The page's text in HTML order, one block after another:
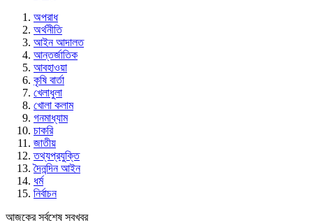
অপরাধ
অর্থনীতি
আইন আদালত
আন্তর্জাতিক
আবহাওয়া
কৃষি বার্তা
খেলাধুলা
খোলা কলাম
গনমাধ্যাম
চাকরি
জাতীয়
তথ্যপ্রযুক্তি
দৈনন্দিন আইন
ধর্ম
নির্বাচন
আজকের সর্বশেষ সবখবর